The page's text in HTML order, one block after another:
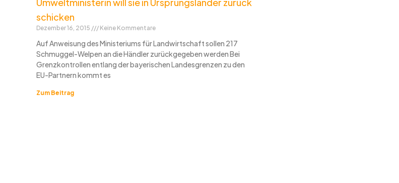
schicken
Dezember 16, 2015 Keine Kommentare
Auf Anweisung des Ministeriums für Landwirtschaft sollen 217
Schmuggel-Welpen an die Händler zurückgegeben werden Bei
Grenzkontrollen entlang der bayerischen Landesgrenzen zu den
EU-Partnern kommt es
Zum Beitrag